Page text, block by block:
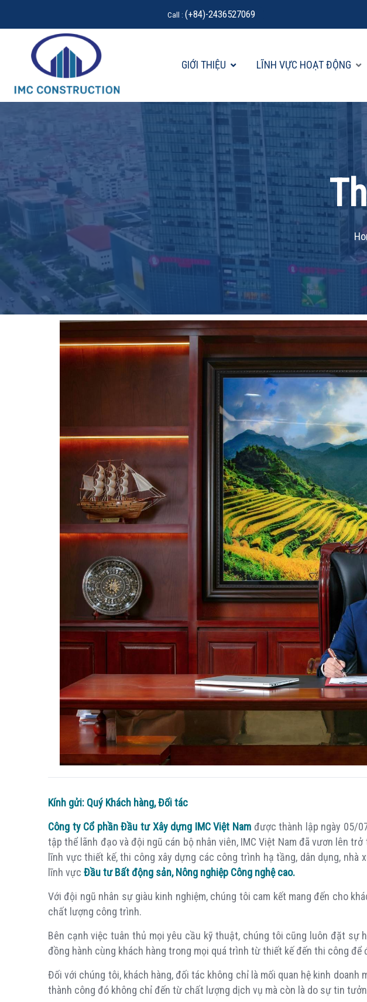
Call :(+84)-2436527069
GIỚI THIỆU LĨNH VỰC HOẠT ĐỘNG
Kính gửi: Quý Khách hàng, Đối tác
Công ty Cổ phần Đầu tư Xây dựng IMC Việt Nam được thành lập ngày 05/
tập thể lãnh đạo và đội ngũ cán bộ nhân viên, IMC Việt Nam đã vươn lên
lĩnh vực thiết kế, thi công xây dựng các công trình hạ tầng, dân dụng,
lĩnh vực Đầu tư Bất động sản, Nông nghiệp Công nghệ cao.
Với đội ngũ nhân sự giàu kinh nghiệm, chúng tôi cam kết mang đến cho
chất lượng công trình.
Bên cạnh việc tuân thủ mọi yêu cầu kỹ thuật, chúng tôi cũng luôn đặt sự
đồng hành cùng khách hàng trong mọi quá trình từ thiết kế đến thi công để
Đối với chúng tôi, khách hàng, đối tác không chỉ là mối quan hệ kinh
thành công đó không chỉ đến từ chất lượng dịch vụ mà còn là do sự tin